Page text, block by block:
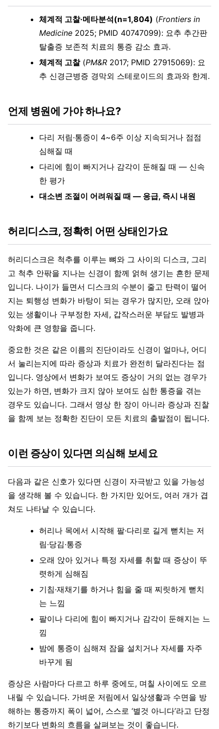
체계적 고찰·메타분석(n=1,804) (Frontiers in
Medicine 2025; PMID 40747099): 요추 추간판
탈출증 보존적 치료의 통증 감소 효과.
체계적 고찰(PM&R 2017; PMID 27915069): 요
추 신경근병증 경막외 스테로이드의 효과와 한계.
언제 병원에 가야 하나요?
다리 저림·통증이 4~6주 이상 지속되거나 점점
심해질 때
다리에 힘이 빠지거나 감각이 둔해질 때 — 신속
한 평가
대소변 조절이 어려워질 때 — 응급, 즉시 내원
허리디스크, 정확히 어떤 상태인가요
허리디스크은 척추를 이루는 뼈와 그 사이의 디스크, 그리
고 척추 안팎을 지나는 신경이 함께 얽혀 생기는 흔한 문제
입니다. 나이가 들면서 디스크의 수분이 줄고 탄력이 떨어
지는 퇴행성 변화가 바탕이 되는 경우가 많지만, 오래 앉아
있는 생활이나 구부정한 자세, 갑작스러운 부담도 발병과
악화에 큰 영향을 줍니다.
중요한 것은 같은 이름의 진단이라도 신경이 얼마나, 어디
서 눌리는지에 따라 증상과 치료가 완전히 달라진다는 점
입니다. 영상에서 변화가 보여도 증상이 거의 없는 경우가
있는가 하면, 변화가 크지 않아 보여도 심한 통증을 겪는
경우도 있습니다. 그래서 영상 한 장이 아니라 증상과 진찰
을 함께 보는 정확한 진단이 모든 치료의 출발점이 됩니다.
이런 증상이 있다면 의심해 보세요
다음과 같은 신호가 있다면 신경이 자극받고 있을 가능성
을 생각해 볼 수 있습니다. 한 가지만 있어도, 여러 개가 겹
쳐도 나타날 수 있습니다.
허리나 목에서 시작해 팔·다리로 길게 뻗치는 저
림·당김·통증
오래 앉아 있거나 특정 자세를 취할 때 증상이 뚜
렷하게 심해짐
기침·재채기를 하거나 힘을 줄 때 찌릿하게 뻗치
는 느낌
팔이나 다리에 힘이 빠지거나 감각이 둔해지는 느
낌
밤에 통증이 심해져 잠을 설치거나 자세를 자주
바꾸게 됨
증상은 사람마다 다르고 하루 중에도, 며칠 사이에도 오르
내릴 수 있습니다. 가벼운 저림에서 일상생활과 수면을 방
해하는 통증까지 폭이 넓어, 스스로 ‘별것 아니다’라고 단정
하기보다 변화의 흐름을 살펴보는 것이 좋습니다.